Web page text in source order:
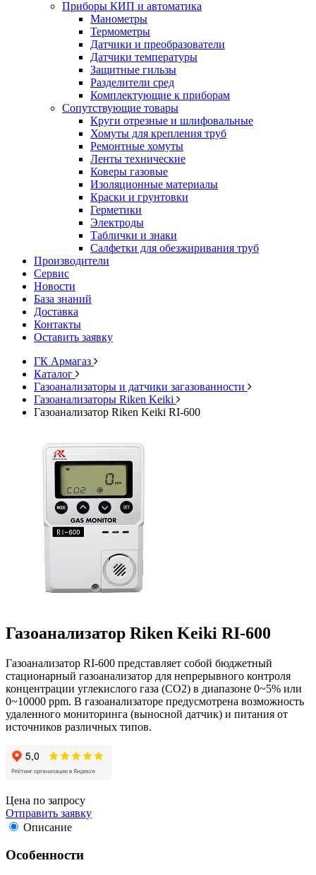
Приборы КИП и автоматика
Манометры
Термометры
Датчики и преобразователи
Датчики температуры
Защитные гильзы
Разделители сред
Комплектующие к приборам
Сопутствующие товары
Круги отрезные и шлифовальные
Хомуты для крепления труб
Ремонтные хомуты
Ленты технические
Коверы газовые
Изоляционные материалы
Краски и грунтовки
Герметики
Электроды
Таблички и знаки
Салфетки для обезжиривания труб
Производители
Сервис
Новости
База знаний
Доставка
Контакты
Оставить заявку
ГК Армагаз
Каталог
Газоанализаторы и датчики загазованности
Газоанализаторы Riken Keiki
Газоанализатор Riken Keiki RI-600
Газоанализатор Riken Keiki RI-600
Газоанализатор RI-600 представляет собой бюджетный
стационарный газоанализатор для непрерывного контроля
концентрации углекислого газа (CO2) в диапазоне 0~5% или
0~10000 ppm. В газоанализаторе предусмотрена возможность
удаленного мониторинга (выносной датчик) и питания от
источников различных типов.
Цена по запросу
Отправить заявку
Описание
Особенности